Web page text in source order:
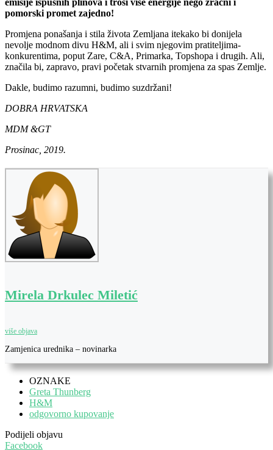
pomorski promet zajedno!
Promjena ponašanja i stila života Zemljana itekako bi donijela
nevolje modnom divu H&M, ali i svim njegovim pratiteljima-
konkurentima, poput Zare, C&A, Primarka, Topshopa i drugih. Ali,
značila bi, zapravo, pravi početak stvarnih promjena za spas Zemlje.
Dakle, budimo razumni, budimo suzdržani!
DOBRA HRVATSKA
MDM &GT
Prosinac, 2019.
Mirela Drkulec Miletić
više objava
Zamjenica urednika – novinarka
OZNAKE
Greta Thunberg
H&M
odgovorno kupovanje
Podijeli objavu
Facebook